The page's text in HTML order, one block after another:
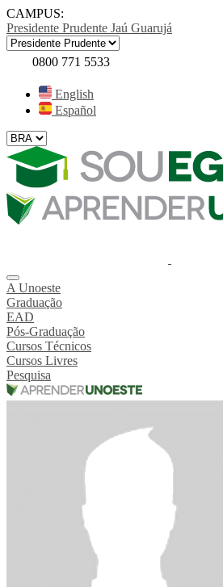
CAMPUS:
Presidente Prudente Jaú Guarujá
0800 771 5533
English
Español
A Unoeste
Graduação
EAD
Pós-Graduação
Cursos Técnicos
Cursos Livres
Pesquisa